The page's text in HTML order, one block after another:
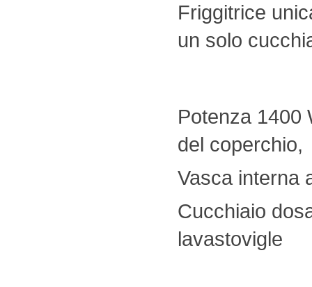
Friggitrice
un solo
Potenza 1400
del coperchio,
Vasca interna
Cucchiaio
lavastovigle